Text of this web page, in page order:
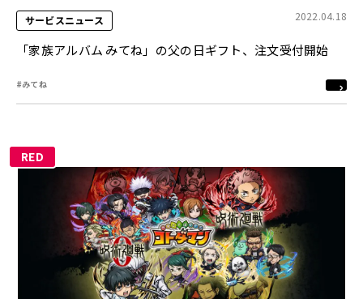
サービスニュース 2022.04.18
「家族アルバム みてね」の父の日ギフト、注文受付開始
#みてね
RED